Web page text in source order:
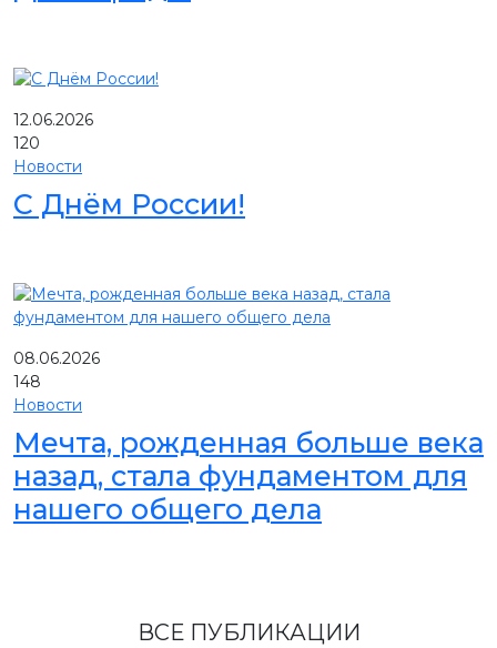
12.06.2026
120
Новости
С Днём России!
08.06.2026
148
Новости
Мечта, рожденная больше века
назад, стала фундаментом для
нашего общего дела
ВСЕ ПУБЛИКАЦИИ